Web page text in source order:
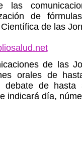
las
de
de las
de las
orales de
debate de
indicará día,